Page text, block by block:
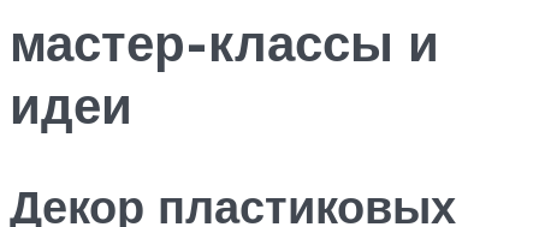
мастер-классы и
идеи
Декор пластиковых